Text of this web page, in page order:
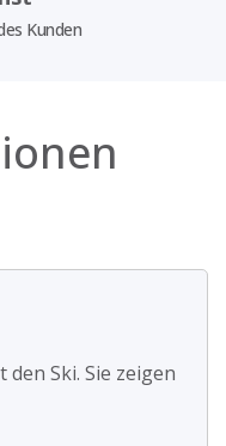
Kunden
Ski. Sie zeigen